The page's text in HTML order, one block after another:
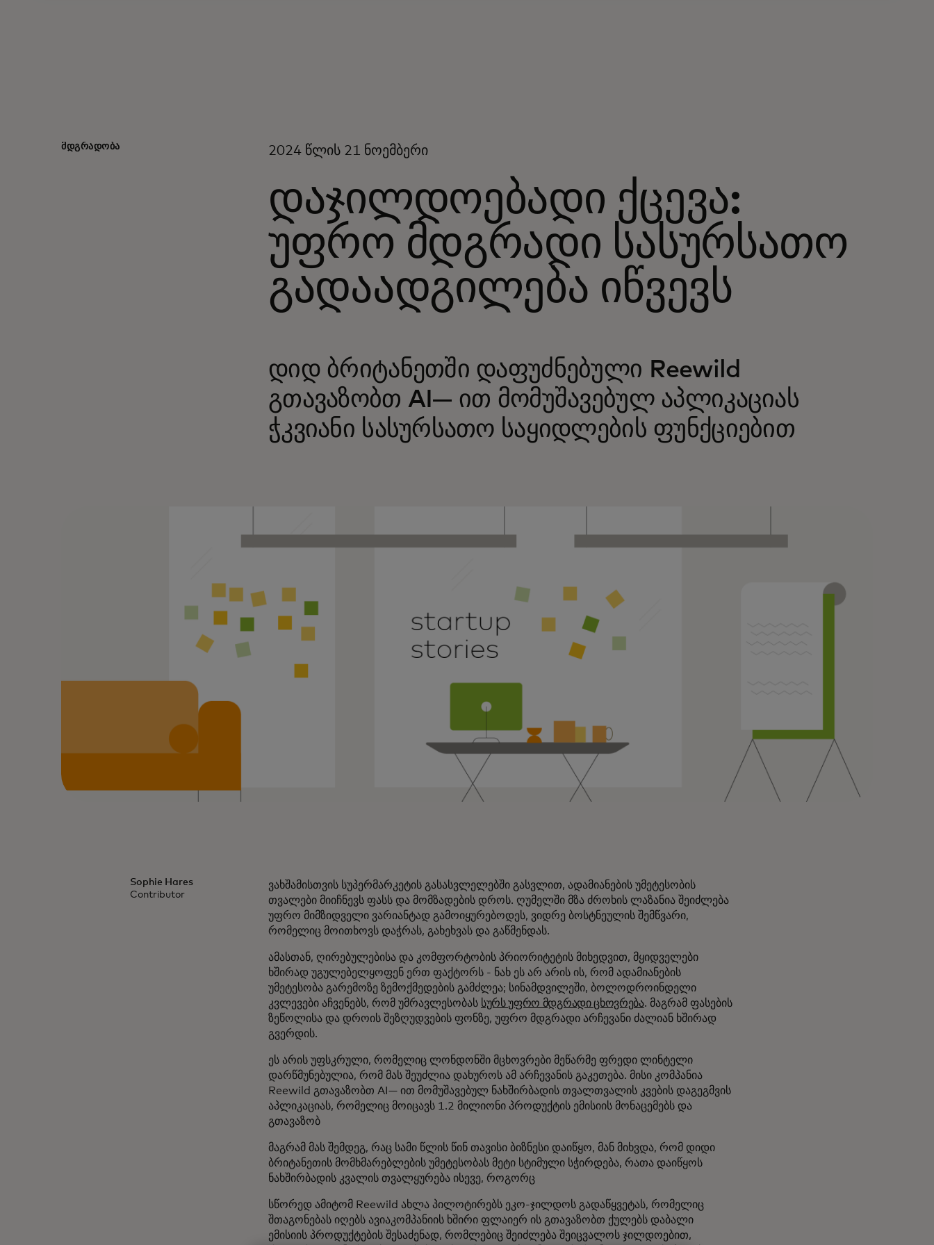
ᲛᲓᲒᲠᲐᲓᲝᲑᲐ 2024 წლის 21 ნოემბერი
დაჯილდოებადი ქცევა:
უფრო მდგრადი სასურსათო
გადაადგილება იწვევს
დიდ ბრიტანეთში დაფუძნებული Reewild
გთავაზობთ AI— ით მომუშავებულ აპლიკაციას
ჭკვიანი სასურსათო საყიდლების ფუნქციებით
Sophie Hares
Contributor
ვახშამისთვის სუპერმარკეტის გასასვლელებში გასვლით, ადამიანების უმეტესობის
თვალები მიიჩნევს ფასს და მომზადების დროს. ღუმელში მზა ძროხის ლაზანია შეიძლება
უფრო მიმზიდველი ვარიანტად გამოიყურებოდეს, ვიდრე ბოსტნეულის შემწვარი,
რომელიც მოითხოვს დაჭრას, გახეხვას და გაწმენდას.
ამასთან, ღირებულებისა და კომფორტობის პრიორიტეტის მიხედვით, მყიდველები
ხშირად უგულებელყოფენ ერთ ფაქტორს - ნახ ეს არ არის ის, რომ ადამიანების
უმეტესობა გარემოზე ზემოქმედების გამძლეა; სინამდვილეში, ბოლოდროინდელი
კვლევები აჩვენებს, რომ უმრავლესობას სურს უფრო მდგრადი ცხოვრება. მაგრამ ფასების
ზეწოლისა და დროის შეზღუდვების ფონზე, უფრო მდგრადი არჩევანი ძალიან ხშირად
გვერდის.
ეს არის უფსკრული, რომელიც ლონდონში მცხოვრები მეწარმე ფრედი ლინტელი
დარწმუნებულია, რომ მას შეუძლია დახუროს ამ არჩევანის გაკეთება. მისი კომპანია
Reewild გთავაზობთ AI— ით მომუშავებულ ნახშირბადის თვალთვალის კვების დაგეგმვის
აპლიკაციას, რომელიც მოიცავს 1.2 მილიონი პროდუქტის ემისიის მონაცემებს და
გთავაზობ
მაგრამ მას შემდეგ, რაც სამი წლის წინ თავისი ბიზნესი დაიწყო, მან მიხვდა, რომ დიდი
ბრიტანეთის მომხმარებლების უმეტესობას მეტი სტიმული სჭირდება, რათა დაიწყოს
ნახშირბადის კვალის თვალყურება ისევე, როგორც
სწორედ ამიტომ Reewild ახლა პილოტირებს ეკო-ჯილდოს გადაწყვეტას, რომელიც
შთაგონებას იღებს ავიაკომპანიის ხშირი ფლაიერ ის გთავაზობთ ქულებს დაბალი
ემისიის პროდუქტების შესაძენად, რომლებიც შეიძლება შეიცვალოს ჯილდოებით,